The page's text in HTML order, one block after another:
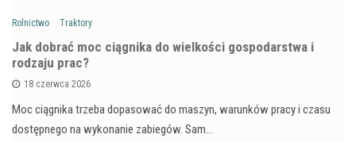
Rolnictwo Traktory
Jak dobrać moc ciągnika do wielkości gospodarstwa i
rodzaju prac?
18 czerwca 2026
Moc ciągnika trzeba dopasować do maszyn, warunków pracy i czasu
dostępnego na wykonanie zabiegów. Sam…